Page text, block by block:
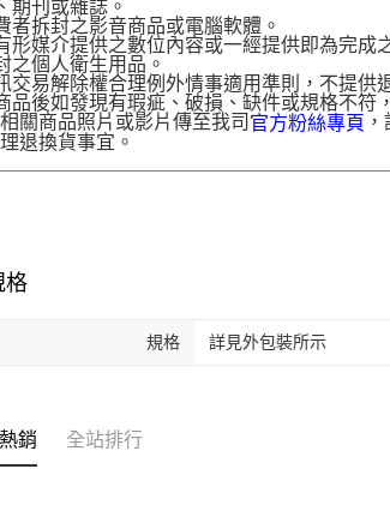
期刊或雜誌。
者拆封之影音商品或電腦軟體。
形媒介提供之數位內容或一經提供即為完成
之個人衛生用品。
交易解除權合理例外情事適用準則，不提供
品後如發現有瑕疵、破損、缺件或規格不符
關商品照片或影片傳至我司 官方粉絲專頁
退換貨事宜。
格
規格 詳見外包裝所示
銷 全站排行